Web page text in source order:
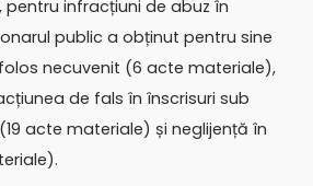
infracțiuni de abuz în
public a obținut pentru sine
necuvenit (6 acte materiale),
de fals în înscrisuri sub
acte materiale) și neglijență în